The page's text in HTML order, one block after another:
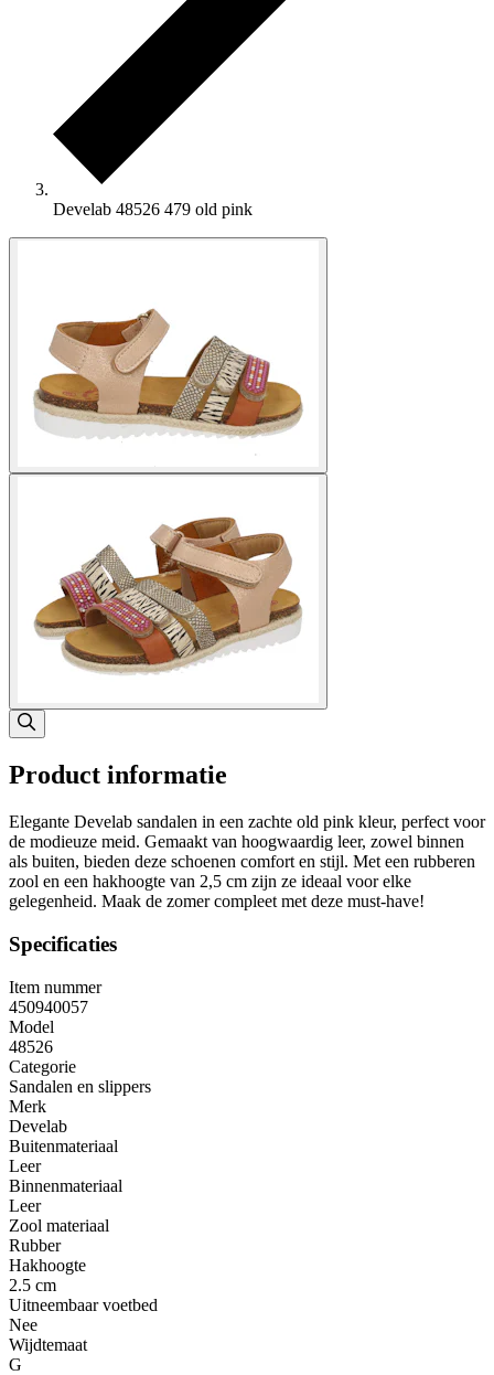
Develab 48526 479 old pink
Product informatie
Elegante Develab sandalen in een zachte old pink kleur, perfect voor
de modieuze meid. Gemaakt van hoogwaardig leer, zowel binnen
als buiten, bieden deze schoenen comfort en stijl. Met een rubberen
zool en een hakhoogte van 2,5 cm zijn ze ideaal voor elke
gelegenheid. Maak de zomer compleet met deze must-have!
Specificaties
Item nummer
450940057
Model
48526
Categorie
Sandalen en slippers
Merk
Develab
Buitenmateriaal
Leer
Binnenmateriaal
Leer
Zool materiaal
Rubber
Hakhoogte
2.5 cm
Uitneembaar voetbed
Nee
Wijdtemaat
G